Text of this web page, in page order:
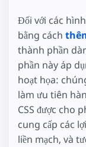
Đối với các
bằng cách
thành phần
phần này áp
hoạt họa:
làm ưu tiên
CSS được cho
cung cấp các
liền mạch, và